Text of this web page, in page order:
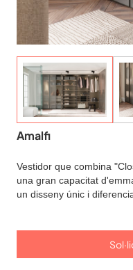
Amalfi
Vestidor que combina
una gran capacitat
un disseny únic i